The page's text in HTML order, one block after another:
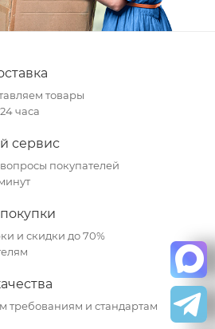
товары
часа
сервис
покупателей
и скидки до 70%
требованиям и стандартам